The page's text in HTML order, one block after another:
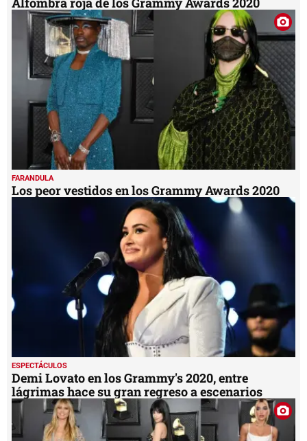
FARANDULA
Los peor vestidos en los Grammy Awards 2020
ESPECTÁCULOS
Demi Lovato en los Grammy's 2020, entre
lágrimas hace su gran regreso a escenarios